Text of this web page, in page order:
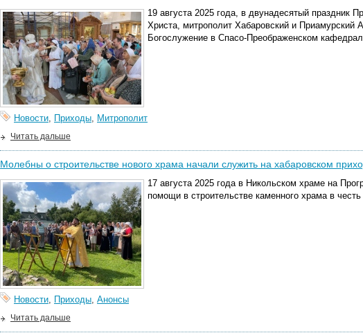
19 августа 2025 года, в двунадесятый праздник
Христа, митрополит Хабаровский и Приамурский
Богослужение в Спасо-Преображенском
Новости, Приходы, Митрополит
Читать дальше
Молебны о строительстве нового храма начали служить на хабаровском
17 августа 2025 года в Никольском храме на
помощи в строительстве каменного храма в
Новости, Приходы, Анонсы
Читать дальше